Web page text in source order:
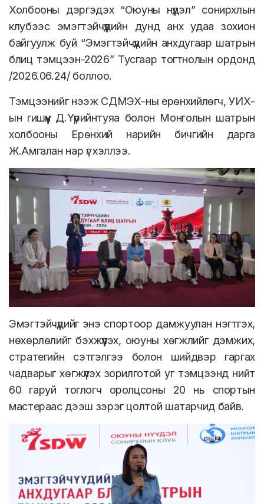
Холбооны дэргэдэх “Оюуны нүүдэл” сонирхлын
клубээс эмэгтэйчүүдийн дунд анх удаа зохион
байгуулж буй “Эмэгтэйчүүдийн анхдугаар шатрын
блиц тэмцээн-2026” Тусгаар тогтнолын ордонд
/2026.06.24/ боллоо.
Тэмцээнийг нээж СДМЭХ-ны ерөнхийлөгч, УИХ-
ын гишүүн Д.Үүрийнтуяа болон Монголын шатрын
холбооны Ерөнхий нарийн бичгийн дарга
Ж.Амгалан нар үг хэллээ.
Эмэгтэйчүүдийг энэ спортоор дамжуулан нэгтгэх,
нөхөрлөлийг бэхжүүлэх, оюуны хөгжлийг дэмжих,
стратегийн сэтгэлгээ болон шийдвэр гаргах
чадварыг хөгжүүлэх зорилготой уг тэмцээнд нийт
60 гаруй тоглогч оролцсоны 20 нь спортын
мастераас дээш зэрэг цолтой шатарчид байв.